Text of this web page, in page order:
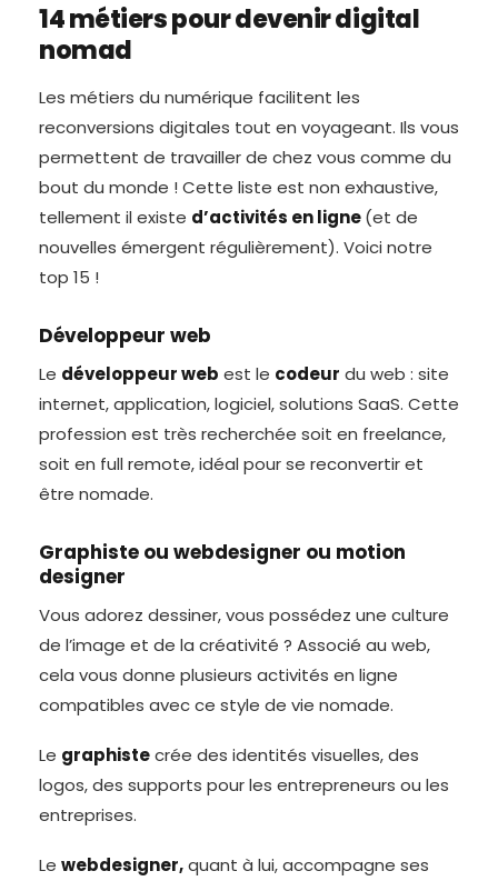
14 métiers pour devenir digital
nomad
Les métiers du numérique facilitent les
reconversions digitales tout en voyageant. Ils vous
permettent de travailler de chez vous comme du
bout du monde ! Cette liste est non exhaustive,
tellement il existe d’activités en ligne(et de
nouvelles émergent régulièrement). Voici notre
top 15 !
Développeur web
Le développeur web est le codeur du web : site
internet, application, logiciel, solutions SaaS. Cette
profession est très recherchée soit en freelance,
soit en full remote, idéal pour se reconvertir et
être nomade.
Graphiste ou webdesigner ou motion
designer
Vous adorez dessiner, vous possédez une culture
de l’image et de la créativité ? Associé au web,
cela vous donne plusieurs activités en ligne
compatibles avec ce style de vie nomade.
Le graphistecrée des identités visuelles, des
logos, des supports pour les entrepreneurs ou les
entreprises.
Le webdesigner,quant à lui, accompagne ses